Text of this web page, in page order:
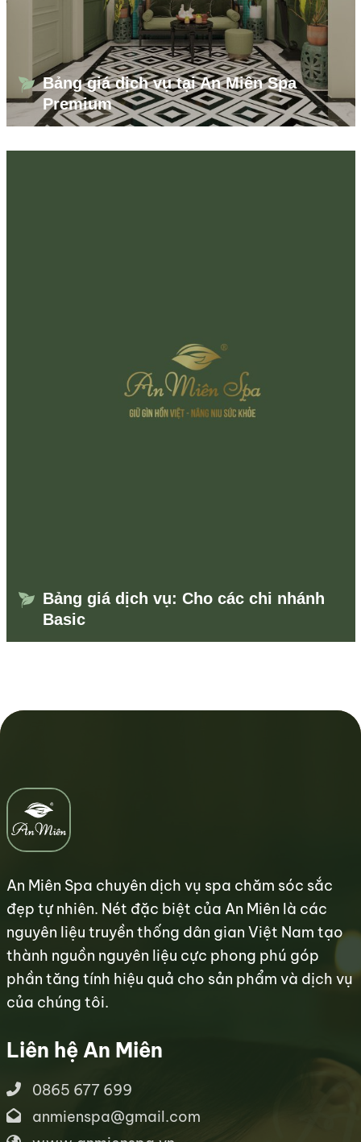
Bảng giá dịch vụ tại An Miên Spa
Premium
Bảng giá dịch vụ: Cho các chi nhánh
Basic
An Miên Spa chuyên dịch vụ spa chăm sóc sắc
đẹp tự nhiên. Nét đặc biệt của An Miên là các
nguyên liệu truyền thống dân gian Việt Nam tạo
thành nguồn nguyên liệu cực phong phú góp
phần tăng tính hiệu quả cho sản phẩm và dịch vụ
của chúng tôi.
Liên hệ An Miên
0865 677 699
anmienspa@gmail.com